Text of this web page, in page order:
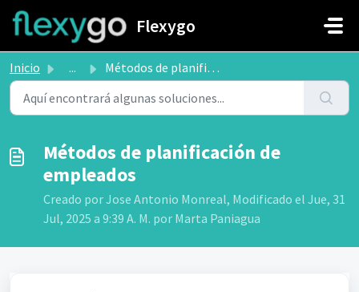
Saltar al contenido principal
Flexygo
Inicio ... Métodos de planificación de empleados
Métodos de planificación de
empleados
Creado por Jose Antonio Monreal, Modificado el Jue, 31
Jul, 2025 a 9:39 A. M. por Marta Paniagua